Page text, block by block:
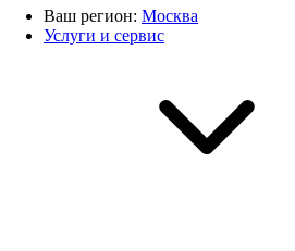
Ваш регион: Москва
Услуги и сервис